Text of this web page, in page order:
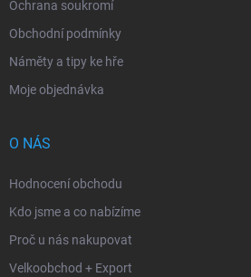
Ochrana soukromí
Obchodní podmínky
Náměty a tipy ke hře
Moje objednávka
O NÁS
Hodnocení obchodu
Kdo jsme a co nabízíme
Proč u nás nakupovat
Velkoobchod + Export